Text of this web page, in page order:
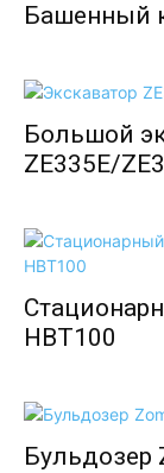
Башенный
Большой
ZE335E/
HBT100
Бульдозер